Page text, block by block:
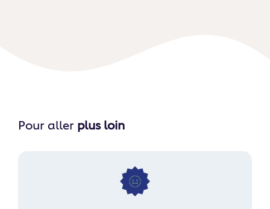
Pour aller plus loin